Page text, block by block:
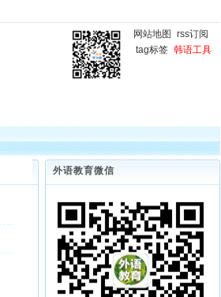
网站地图
rss订阅
tag标签 韩语工具
外语教育微信